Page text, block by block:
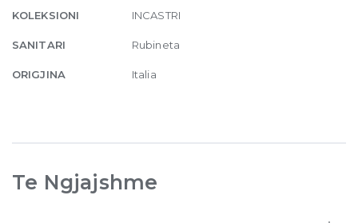
PVD
KOLEKSIONI INCASTRI
SANITARI Rubineta
ORIGJINA Italia
Te Ngjajshme